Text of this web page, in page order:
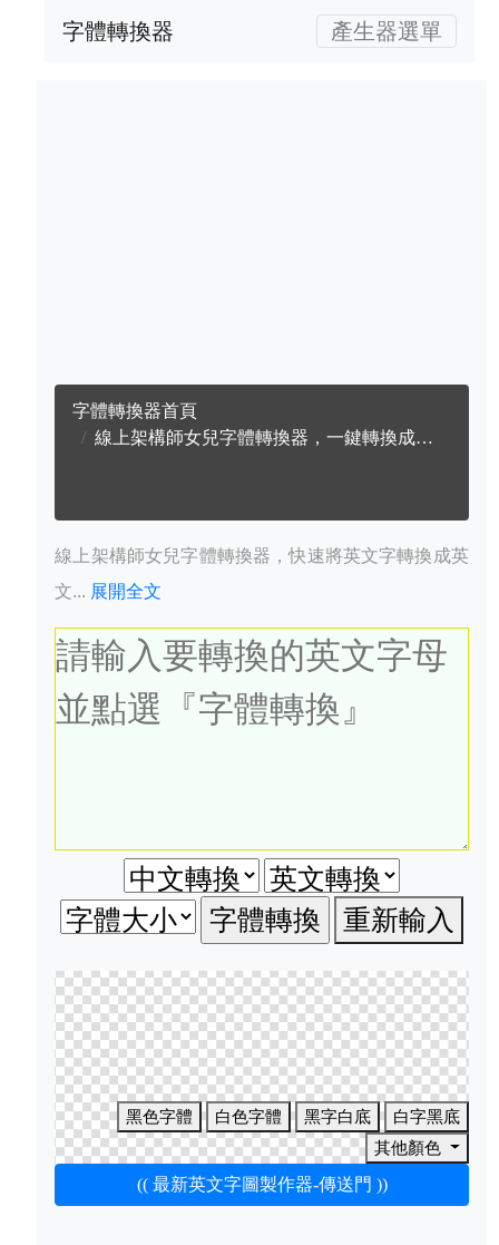
字體轉換器 產生器選單
字體轉換器首頁
線上架構師女兒字體轉換器，一鍵轉換成英文架構師女兒字體
線上架構師女兒字體轉換器，快速將英文字轉換成英
文... 展開全文
重新輸入
黑色字體 白色字體 黑字白底
白字黑底
其他顏色
(( 最新英文字圖製作器-傳送門 ))